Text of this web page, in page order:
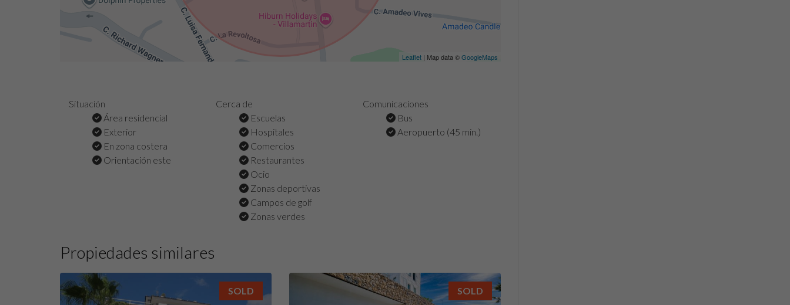
Leaflet | Map data ©GoogleMaps
Situación
Área residencial
Exterior
En zona costera
Orientación este
Cerca de
Escuelas
Hospitales
Comercios
Restaurantes
Ocio
Zonas deportivas
Campos de golf
Zonas verdes
Comunicaciones
Bus
Aeropuerto (45 min.)
Propiedades similares
SOLD SOLD